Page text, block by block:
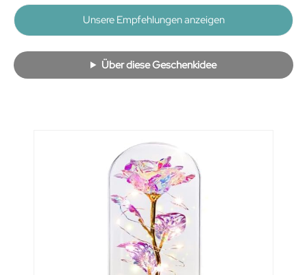
Unsere Empfehlungen anzeigen
Über diese Geschenkidee